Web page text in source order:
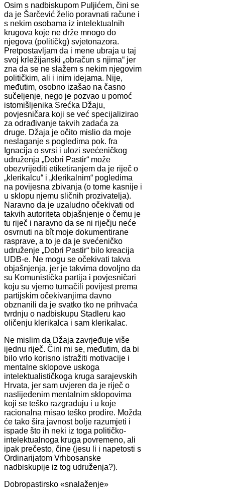
Osim s nadbiskupom Puljićem, čini se
da je Šarčević želio poravnati račune i
s nekim osobama iz intelektualnih
krugova koje ne drže mnogo do
njegova (političkg) svjetonazora.
Pretpostavljam da i mene ubraja u taj
svoj krležijanski „obračun s njima“ jer
zna da se ne slažem s nekim njegovim
političkim, ali i inim idejama. Nije,
međutim, osobno izašao na časno
sučeljenje, nego je pozvao u pomoć
istomišljenika Srećka Džaju,
povjesničara koji se već specijalizirao
za odrađivanje takvih zadaća za
druge. Džaja je očito mislio da moje
neslaganje s pogledima pok. fra
Ignacija o svrsi i ulozi svećeničkog
udruženja „Dobri Pastir“ može
obezvrijediti etiketiranjem da je riječ o
„klerikalcu“ i „klerikalnim“ pogledima
na povijesna zbivanja (o tome kasnije i
u sklopu njemu sličnih prozivatelja).
Naravno da je uzaludno očekivati od
takvih autoriteta objašnjenje o čemu je
tu riječ i naravno da se ni riječju neće
osvrnuti na bît moje dokumentirane
rasprave, a to je da je svećeničko
udruženje „Dobri Pastir“ bilo kreacija
UDB-e. Ne mogu se očekivati takva
objašnjenja, jer je takvima dovoljno da
su Komunistička partija i povjesničari
koju su vjerno tumačili povijest prema
partijskim očekivanjima davno
obznanili da je svatko tko ne prihvaća
tvrdnju o nadbiskupu Stadleru kao
oličenju klerikalca i sam klerikalac.
Ne mislim da Džaja zavrjeđuje više
ijednu riječ. Čini mi se, međutim, da bi
bilo vrlo korisno istražiti motivacije i
mentalne sklopove uskoga
intelektualističkoga kruga sarajevskih
Hrvata, jer sam uvjeren da je riječ o
naslijeđenim mentalnim sklopovima
koji se teško razgrađuju i u koje
racionalna misao teško prodire. Možda
će tako šira javnost bolje razumjeti i
ispade što ih neki iz toga političko-
intelektualnoga kruga povremeno, ali
ipak prečesto, čine (jesu li i napetosti s
Ordinarijatom Vrhbosanske
nadbiskupije iz tog udruženja?).
Dobropastirsko «snalaženje»